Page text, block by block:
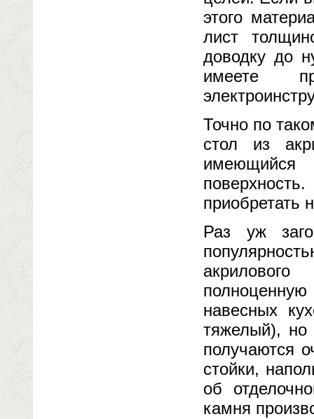
этого
лист
доводку до
имеете
Точно по
стол из
имеющийся
приобретать
Раз уж
навесных
тяжелый), но
получаются
стойки,
об
камня